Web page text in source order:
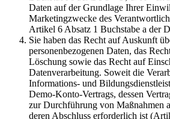
Daten auf der Grundlage Ihrer
Marketingzwecke des
Artikel 6 Absatz 1 Buchstabe a der
Sie haben das Recht auf Auskunft
personenbezogenen Daten, das
Löschung sowie das Recht auf
Datenverarbeitung. Soweit die
Informations- und
Demo-Konto-Vertrags, dessen
zur Durchführung von Maßnahmen
deren Abschluss erforderlich ist